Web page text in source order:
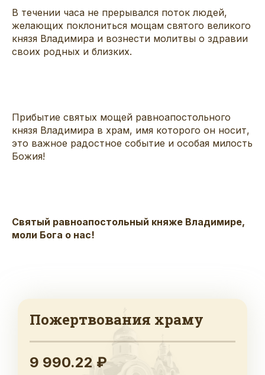
В течении часа не прерывался поток людей,
желающих поклониться мощам святого великого
князя Владимира и вознести молитвы о здравии
своих родных и близких.
Прибытие святых мощей равноапостольного
князя Владимира в храм, имя которого он носит,
это важное радостное событие и особая милость
Божия!
Святый равноапостольный княже Владимире,
моли Бога о нас!
Пожертвования храму
9 990.22 ₽